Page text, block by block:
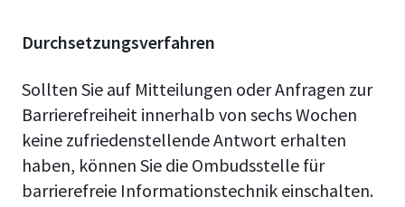
Durchsetzungsverfahren
Sollten Sie auf Mitteilungen oder Anfragen zur
Barrierefreiheit innerhalb von sechs Wochen
keine zufriedenstellende Antwort erhalten
haben, können Sie die Ombudsstelle für
barrierefreie Informationstechnik einschalten.